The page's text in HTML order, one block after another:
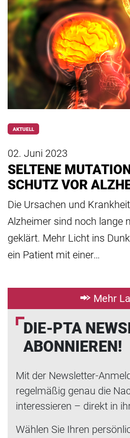
AKTUELL
02. Juni 2023
SELTENE
SCHUTZ VOR
Die Ursachen und
Alzheimer sind noch lange
geklärt. Mehr Licht ins
ein Patient mit einer…
Mehr
DIE-PTA
ABONNIEREN!
Mit der Newsletter-
regelmäßig genau die
interessieren – direkt in
Wählen Sie Ihren